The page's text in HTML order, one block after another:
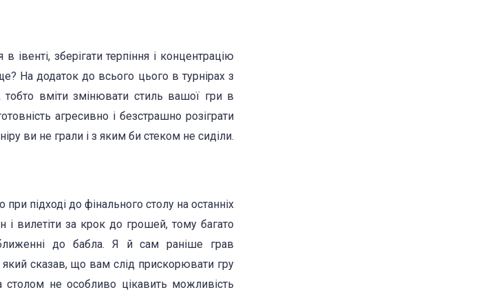
зберігати терпіння і концентрацію
На додаток до всього цього в турнірах з
вміти змінювати стиль вашої гри в
агресивно і безстрашно розіграти
ви не грали і з яким би стеком не сиділи.
підході до фінального столу на останніх
і вилетіти за крок до грошей, тому багато
до бабла. Я й сам раніше грав
який сказав, що вам слід прискорювати гру
столом не особливо цікавить можливість